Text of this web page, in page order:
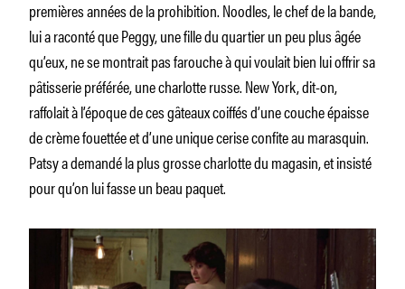
premières années de la prohibition. Noodles, le chef de la bande,
lui a raconté que Peggy, une fille du quartier un peu plus âgée
qu’eux, ne se montrait pas farouche à qui voulait bien lui offrir sa
pâtisserie préférée, une charlotte russe. New York, dit-on,
raffolait à l’époque de ces gâteaux coiffés d’une couche épaisse
de crème fouettée et d’une unique cerise confite au marasquin.
Patsy a demandé la plus grosse charlotte du magasin, et insisté
pour qu’on lui fasse un beau paquet.